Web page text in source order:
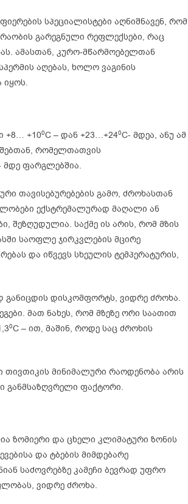
სპეციალისტები აღნიშნავენ, რომ
გარეგნული რეფლექსები, რაც
ამასთან, კურო-მწარმოებელთან
აღებას, ხოლო ვაგინის
იყოს.
+8… +100C – დან +23…+240C- მდეა, ანუ ამ
რომელთათვის
მდე ფარგლებშია.
თავისებურებების გამო, ძროხასთან
ექსტრემალურად მაღალი ან
შეზღუდულია. საქმე ის არის, რომ მზის
საოფლე ჯირკვლების მცირე
და იწვევს სხეულის ტემპერატურის,
განიცდის დისკომფორტს, ვიდრე ძროხა.
მათ ნახეს, რომ მზეზე ორი საათით
0C – ით, მაშინ, როდე საც ძროხის
თივთიკის მინიმალური რაოდენობა არის
განმსაზღვრელი ფაქტორი.
ზომიერი და ცხელი კლიმატური ზონის
და ტბების მიმდებარე
საძოვრებზე კამეჩი ბევრად უფრო
ვიდრე ძროხა.